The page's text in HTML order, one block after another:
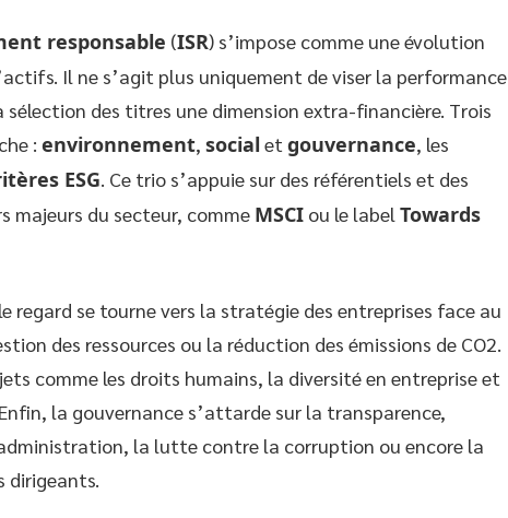
responsable (ISR) s’impose comme une évolution
Il ne s’agit plus uniquement de viser la performance
sélection des titres une dimension extra-financière. Trois
: environnement, social et gouvernance, les
ESG. Ce trio s’appuie sur des référentiels et des
majeurs du secteur, comme MSCI ou le labelTowards
regard se tourne vers la stratégie des entreprises face au
des ressources ou la réduction des émissions de CO2.
comme les droits humains, la diversité en entreprise et
la gouvernance s’attarde sur la transparence,
la lutte contre la corruption ou encore la
dirigeants.